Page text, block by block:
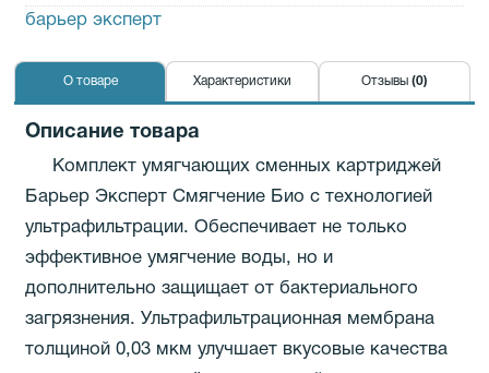
барьер эксперт
О товаре Характеристики Отзывы (0)
Описание товара
Комплект умягчающих сменных картриджей
Барьер Эксперт Смягчение Био с технологией
ультрафильтрации. Обеспечивает не только
эффективное умягчение воды, но и
дополнительно защищает от бактериального
загрязнения. Ультрафильтрационная мембрана
толщиной 0,03 мкм улучшает вкусовые качества